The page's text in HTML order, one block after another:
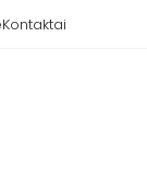
Kontaktai